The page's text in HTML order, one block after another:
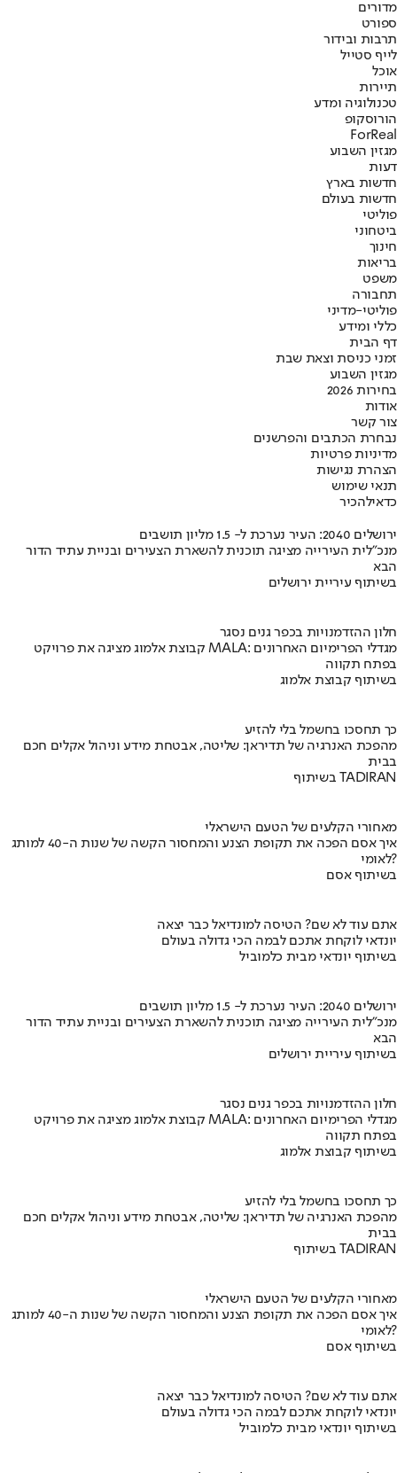
מדורים
ספורט
תרבות ובידור
לייף סטייל
אוכל
תיירות
טכנולוגיה ומדע
הורוסקופ
ForReal
מגזין השבוע
דעות
חדשות בארץ
חדשות בעולם
פוליטי
ביטחוני
חינוך
בריאות
משפט
תחבורה
פוליטי-מדיני
כללי ומידע
דף הבית
זמני כניסת וצאת שבת
מגזין השבוע
בחירות 2026
אודות
צור קשר
נבחרת הכתבים והפרשנים
מדיניות פרטיות
הצהרת נגישות
תנאי שימוש
כדאילהכיר
ירושלים 2040: העיר נערכת ל- 1.5 מליון תושבים
מנכ"לית העירייה מציגה תוכנית להשארת הצעירים ובניית עתיד הדור
הבא
בשיתוף עיריית ירושלים
חלון ההזדמנויות בכפר גנים נסגר
קבוצת אלמוג מציגה את פרויקט MALA: מגדלי הפרימיום האחרונים
בפתח תקווה
בשיתוף קבוצת אלמוג
כך תחסכו בחשמל בלי להזיע
מהפכת האנרגיה של תדיראן: שליטה, אבטחת מידע וניהול אקלים חכם
בבית
בשיתוף TADIRAN
מאחורי הקלעים של הטעם הישראלי
איך אסם הפכה את תקופת הצנע והמחסור הקשה של שנות ה-40 למותג
לאומי?
בשיתוף אסם
אתם עוד לא שם? הטיסה למונדיאל כבר יצאה
יונדאי לוקחת אתכם לבמה הכי גדולה בעולם
בשיתוף יונדאי מבית כלמוביל
ירושלים 2040: העיר נערכת ל- 1.5 מליון תושבים
מנכ"לית העירייה מציגה תוכנית להשארת הצעירים ובניית עתיד הדור
הבא
בשיתוף עיריית ירושלים
חלון ההזדמנויות בכפר גנים נסגר
קבוצת אלמוג מציגה את פרויקט MALA: מגדלי הפרימיום האחרונים
בפתח תקווה
בשיתוף קבוצת אלמוג
כך תחסכו בחשמל בלי להזיע
מהפכת האנרגיה של תדיראן: שליטה, אבטחת מידע וניהול אקלים חכם
בבית
בשיתוף TADIRAN
מאחורי הקלעים של הטעם הישראלי
איך אסם הפכה את תקופת הצנע והמחסור הקשה של שנות ה-40 למותג
לאומי?
בשיתוף אסם
אתם עוד לא שם? הטיסה למונדיאל כבר יצאה
יונדאי לוקחת אתכם לבמה הכי גדולה בעולם
בשיתוף יונדאי מבית כלמוביל